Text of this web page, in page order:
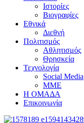
Ιστορίες
Βιογραφίες
Εθνικά
Διεθνή
Πολιτισμός
Αθλητισμός
Θρησκεία
Τεχνολογία
Social Media
ΜΜΕ
Η ΟΜΑΔΑ
Επικοινωνία